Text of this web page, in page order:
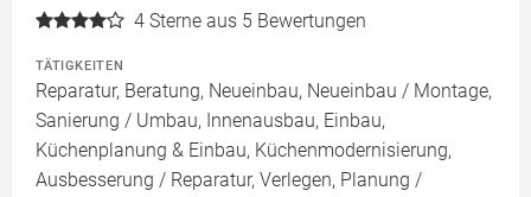
4 Sterne aus 5 Bewertungen
TÄTIGKEITEN
Reparatur, Beratung, Neueinbau, Neueinbau / Montage,
Sanierung / Umbau, Innenausbau, Einbau,
Küchenplanung & Einbau, Küchenmodernisierung,
Ausbesserung / Reparatur, Verlegen, Planung /